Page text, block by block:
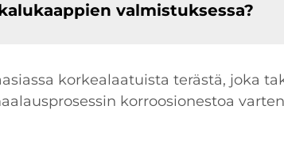
valmistuksessa?
korkealaatuista terästä, joka
korroosionestoa